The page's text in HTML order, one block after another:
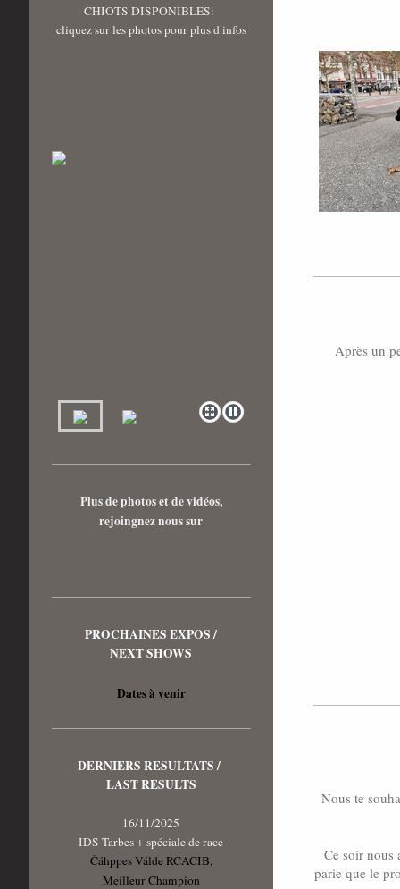
Après un
Nous te
Ce soir nous
parie que le
CHIOTS DISPONIBLES:
cliquez sur les photos pour plus d infos
Plus de photos et de vidéos,
rejoingnez nous sur
PROCHAINES EXPOS /
NEXT SHOWS
Dates à venir
DERNIERS RESULTATS /
LAST RESULTS
16/11/2025
IDS Tarbes + spéciale de race
Čáhppes Válde RCACIB,
Meilleur Champion